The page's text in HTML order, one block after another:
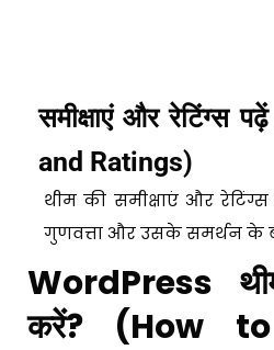
समीक्षाएं और रेटिंग्स
and Ratings)
थीम की समीक्षाएं और
गुणवत्ता और उसके समर्थन के
WordPress
करें? (How